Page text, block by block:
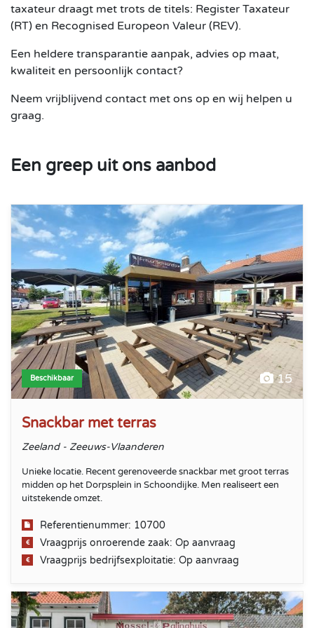
taxateur draagt met trots de titels: Register Taxateur
(RT) en Recognised Europeon Valeur (REV).
Een heldere transparantie aanpak, advies op maat,
kwaliteit en persoonlijk contact?
Neem vrijblijvend contact met ons op en wij helpen u
graag.
Een greep uit ons aanbod
Snackbar met terras
Beschikbaar 15
Snackbar met terras
Zeeland - Zeeuws-Vlaanderen
Unieke locatie. Recent gerenoveerde snackbar met groot terras
midden op het Dorpsplein in Schoondijke. Men realiseert een
uitstekende omzet.
Referentienummer: 10700
Vraagprijs onroerende zaak: Op aanvraag
Vraagprijs bedrijfsexploitatie: Op aanvraag
Restaurant met terras en bovenwoning